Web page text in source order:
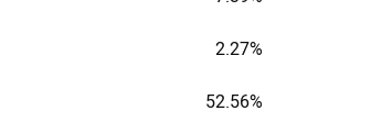
2.27%
52.56%